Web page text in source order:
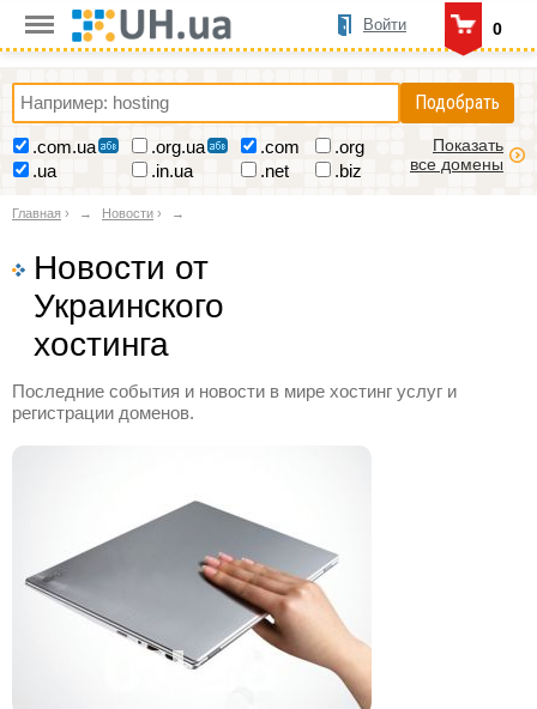
0
Войти
Подобрать
.com.ua .org.ua .com
.org
.ua
.in.ua .net .biz
Показать
все домены
Главная › Новости ›
Новости от
Украинского
хостинга
Последние события и новости в мире хостинг услуг и
регистрации доменов.